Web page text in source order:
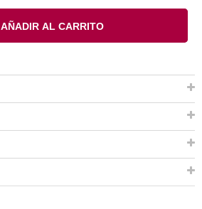
AÑADIR AL CARRITO